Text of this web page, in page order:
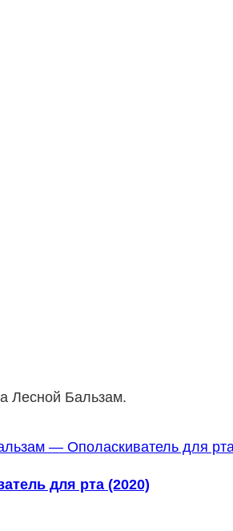
Лесной Бальзам.
для рта (2020)